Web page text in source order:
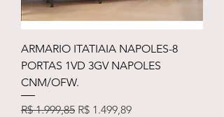
ARMARIO ITATIAIA NAPOLES-8
PORTAS 1VD 3GV NAPOLES
CNM/OFW.
Preço normal
R$ 1.999,85 Preço promocional
R$ 1.499,89